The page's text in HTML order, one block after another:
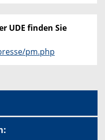
UDE finden Sie
pm.php